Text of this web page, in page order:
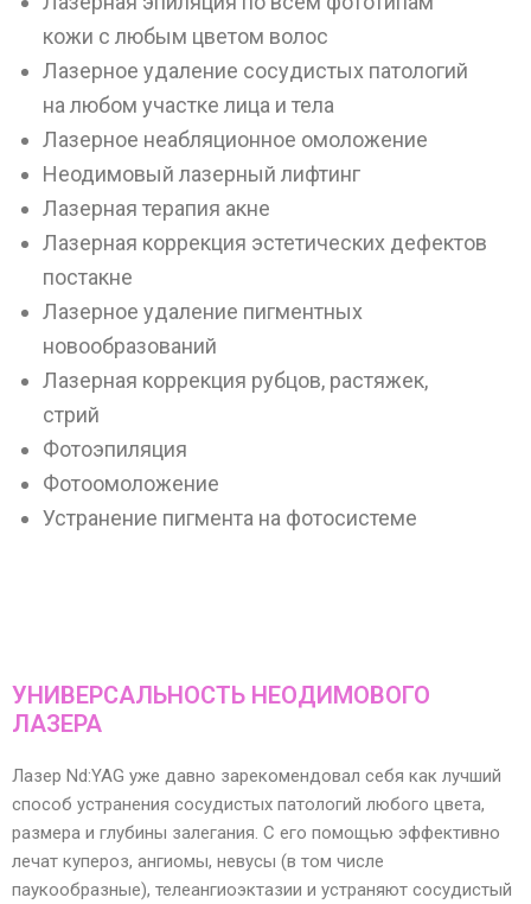
кожи с любым цветом волос
Лазерное удаление сосудистых патологий
на любом участке лица и тела
Лазерное неабляционное омоложение
Неодимовый лазерный лифтинг
Лазерная терапия акне
Лазерная коррекция эстетических дефектов
постакне
Лазерное удаление пигментных
новообразований
Лазерная коррекция рубцов, растяжек,
стрий
Фотоэпиляция
Фотоомоложение
Устранение пигмента на фотосистеме
УНИВЕРСАЛЬНОСТЬ НЕОДИМОВОГО
ЛАЗЕРА
Лазер Nd:YAG уже давно зарекомендовал себя как лучший
способ устранения сосудистых патологий любого цвета,
размера и глубины залегания. С его помощью эффективно
лечат купероз, ангиомы, невусы (в том числе
паукообразные), телеангиоэктазии и устраняют сосудистый